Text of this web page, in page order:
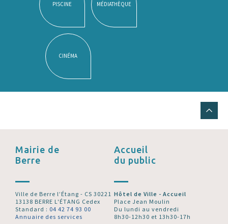
PISCINE MÉDIATHÈQUE
CINÉMA
Mairie de
Berre
Ville de Berre l’Étang - CS 30221
13138 BERRE L'ÉTANG Cedex
Standard : 04 42 74 93 00
Annuaire des services
Accueil
du public
Hôtel de Ville - Accueil
Place Jean Moulin
Du lundi au vendredi
8h30-12h30 et 13h30-17h